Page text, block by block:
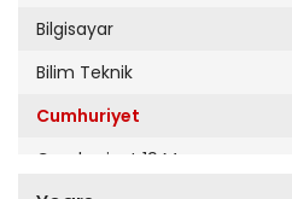
Bilgisayar
Bilim Teknik
Cumhuriyet
Cumhuriyet 19 Mayıs